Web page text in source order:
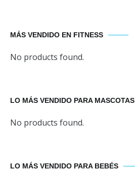
MÁS VENDIDO EN FITNESS
No products found.
LO MÁS VENDIDO PARA MASCOTAS
No products found.
LO MÁS VENDIDO PARA BEBÉS